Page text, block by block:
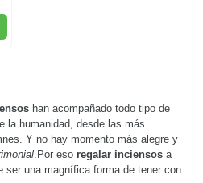
han acompañado todo tipo de
la humanidad, desde las más
Y no hay momento más alegre y
.Por eso regalar inciensos a
ser una magnífica forma de tener con